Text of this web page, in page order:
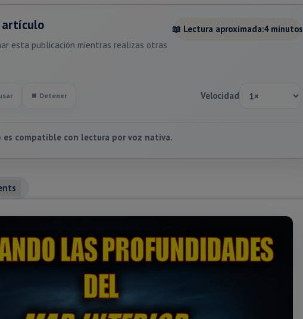
artículo
esta publicación mientras realizas otras
📖 Lectura aproximada:4 minutos
⏹ Detener Velocidad
es compatible con lectura por voz nativa.